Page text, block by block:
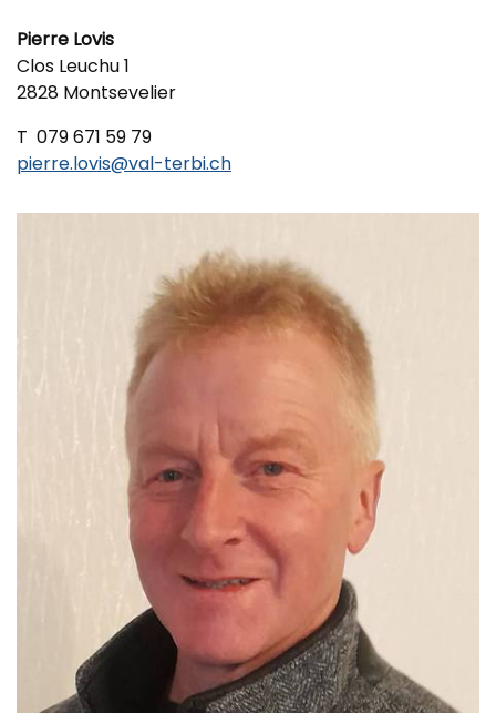
Pierre Lovis
Clos Leuchu 1
2828 Montsevelier
T 079 671 59 79
pierre.lovis@val-terbi.ch